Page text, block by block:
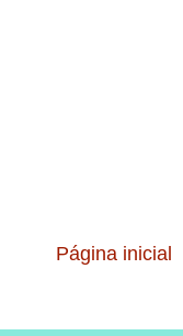
Página inicial